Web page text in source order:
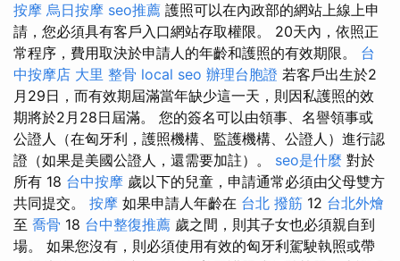
按摩 烏日按摩 seo推薦 護照可以在內政部的網站上線上申
請，您必須具有客戶入口網站存取權限。 20天內，依照正
常程序，費用取決於申請人的年齡和護照的有效期限。 台
中按摩店 大里 整骨 local seo 辦理台胞證 若客戶出生於2
月29日，而有效期屆滿當年缺少這一天，則因私護照的效
期將於2月28日屆滿。 您的簽名可以由領事、名譽領事或
公證人（在匈牙利，護照機構、監護機構、公證人）進行認
證（如果是美國公證人，還需要加註）。 seo是什麼 對於
所有 18 台中按摩 歲以下的兒童，申請通常必須由父母雙方
共同提交。 按摩 如果申請人年齡在 台北 撥筋 12 台北外燴
至 喬骨 18 台中整復推薦 歲之間，則其子女也必須親自到
場。 如果您沒有，則必須使用有效的匈牙利駕駛執照或帶